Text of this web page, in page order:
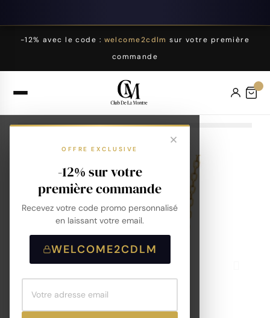
-12% avec le code : welcome2cdlm sur votre première
commande
OFFRE EXCLUSIVE
-12% sur votre
première commande
Recevez votre code promo personnalisé
en laissant votre email.
WELCOME2CDLM